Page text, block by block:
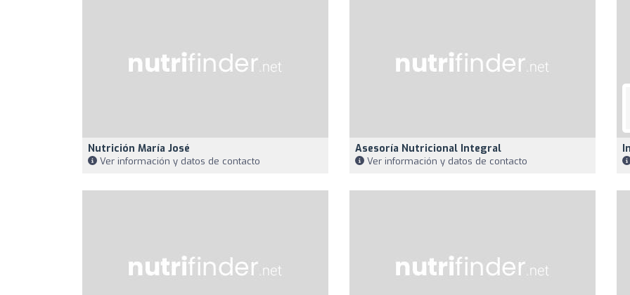
Nutrición María José
Ver información y datos de contacto
Asesoría Nutricional Integral
Ver información y datos de contacto